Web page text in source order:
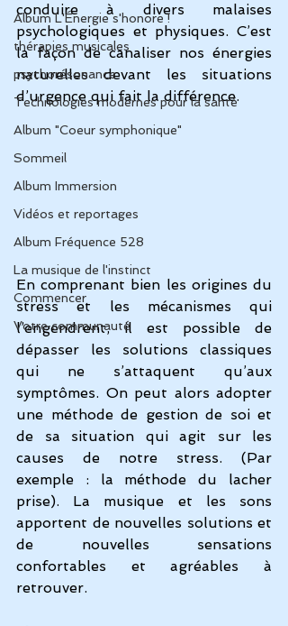
Album L'Énergie s'honore !
thérapies musicales
psychorésonance
Technologies modernes pour la santé
Album "Coeur symphonique"
Sommeil
Album Immersion
Vidéos et reportages
Album Fréquence 528
La musique de l'instinct
Commencer
Votre communauté
conduire à divers malaises
psychologiques et physiques. C’est
la façon de canaliser nos énergies
naturelles devant les situations
d’urgence qui fait la différence.
En comprenant bien les origines du
stress et les mécanismes qui
l’engendrent, il est possible de
dépasser les solutions classiques
qui ne s’attaquent qu’aux
symptômes. On peut alors adopter
une méthode de gestion de soi et
de sa situation qui agit sur les
causes de notre stress. (Par
exemple : la méthode du lacher
prise). La musique et les sons
apportent de nouvelles solutions et
de nouvelles sensations
confortables et agréables à
retrouver.